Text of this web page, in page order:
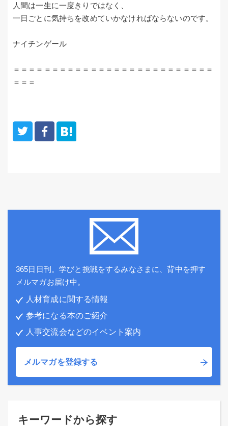
人間は一生に一度きりではなく、
一日ごとに気持ちを改めていかなければならないのです。
ナイチンゲール
＝＝＝＝＝＝＝＝＝＝＝＝＝＝＝＝＝＝＝＝＝＝＝＝＝＝
＝＝＝
365日日刊。学びと挑戦をするみなさまに、背中を押す
メルマガお届け中。
人材育成に関する情報
参考になる本のご紹介
人事交流会などのイベント案内
メルマガを登録する
キーワードから探す